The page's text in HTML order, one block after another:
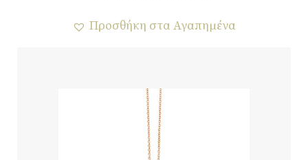
Προσθήκη στα Αγαπημένα